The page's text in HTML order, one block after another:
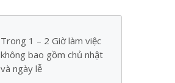
Trong 1 – 2 Giờ làm việc
không bao gồm chủ nhật
và ngày lễ